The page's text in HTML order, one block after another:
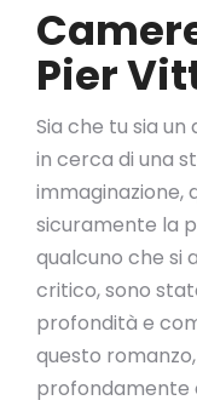
Pier
Sia che tu sia
in cerca di una
immaginazione,
sicuramente la
qualcuno che si
critico, sono
profondità e
questo
profondamente